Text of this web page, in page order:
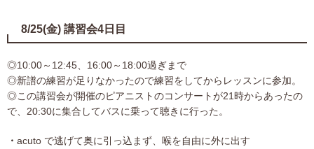
8/25(金) 講習会4日目
◎10:00～12:45、16:00～18:00過ぎまで
◎新譜の練習が足りなかったので練習をしてからレッスンに参加。
◎この講習会が開催のピアニストのコンサートが21時からあったの
で、20:30に集合してバスに乗って聴きに行った。
acuto で逃げて奥に引っ込まず、喉を自由に外に出す